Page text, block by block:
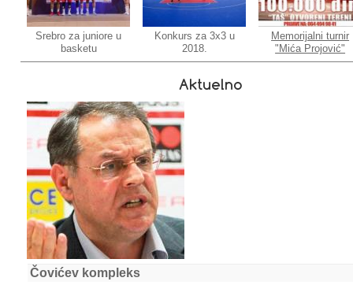
Srebro za juniore u
basketu
Konkurs za 3x3 u
2018.
Memorijalni turnir
"Mića Projović"
Aktuelno
Čovićev kompleks